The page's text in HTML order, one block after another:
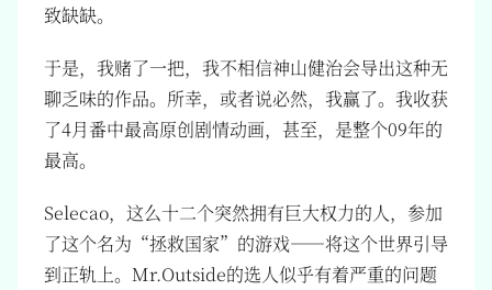
致缺缺。
于是，我赌了一把，我不相信神山健治会导出这种无
聊乏味的作品。所幸，或者说必然，我赢了。我收获
了4月番中最高原创剧情动画，甚至，是整个09年的
最高。
Selecao，这么十二个突然拥有巨大权力的人，参加
了这个名为“拯救国家”的游戏——将这个世界引导
到正轨上。Mr.Outside的选人似乎有着严重的问题